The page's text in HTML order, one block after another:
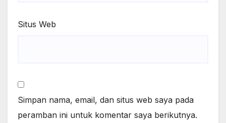
Situs Web
Simpan nama, email, dan situs web saya pada
peramban ini untuk komentar saya berikutnya.